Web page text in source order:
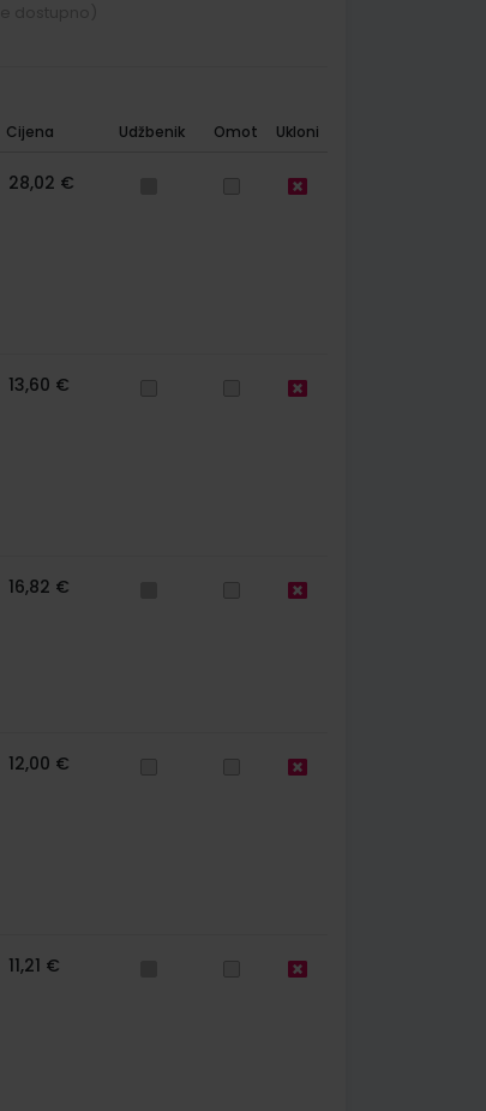
Cijena Udžbenik Omot Ukloni
28,02 €
13,60 €
16,82 €
12,00 €
11,21 €